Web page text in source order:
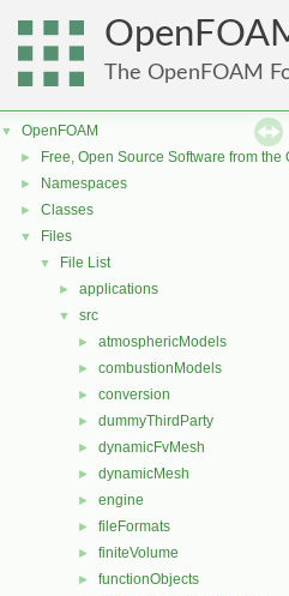
The OpenFOAM
▼ OpenFOAM
► Free, Open Source Software from the
► Namespaces
► Classes
▼ Files
▼ File List
► applications
▼ src
► atmosphericModels
► combustionModels
► conversion
► dummyThirdParty
► dynamicFvMesh
► dynamicMesh
► engine
► fileFormats
► finiteVolume
► functionObjects